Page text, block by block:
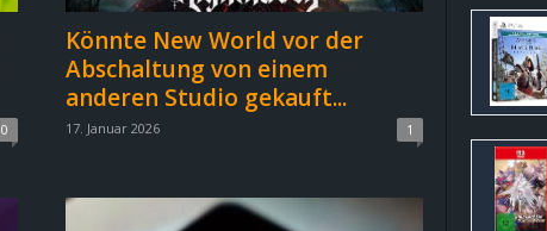
0
Könnte New World vor der
Abschaltung von einem
anderen Studio gekauft...
17. Januar 2026 1